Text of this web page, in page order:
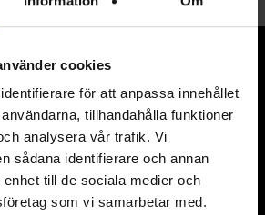
cookies
för att anpassa innehållet
tillhandahålla funktioner
analysera vår trafik. Vi
sådana identifierare och annan
till de sociala medier och
som vi samarbetar med.
vårt nyhetsbrev
kan du läsa hur vi hanterar